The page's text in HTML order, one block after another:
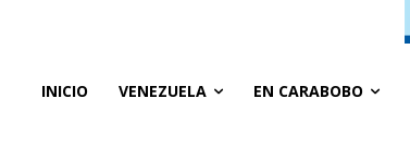
INICIO VENEZUELA EN CARABOBO